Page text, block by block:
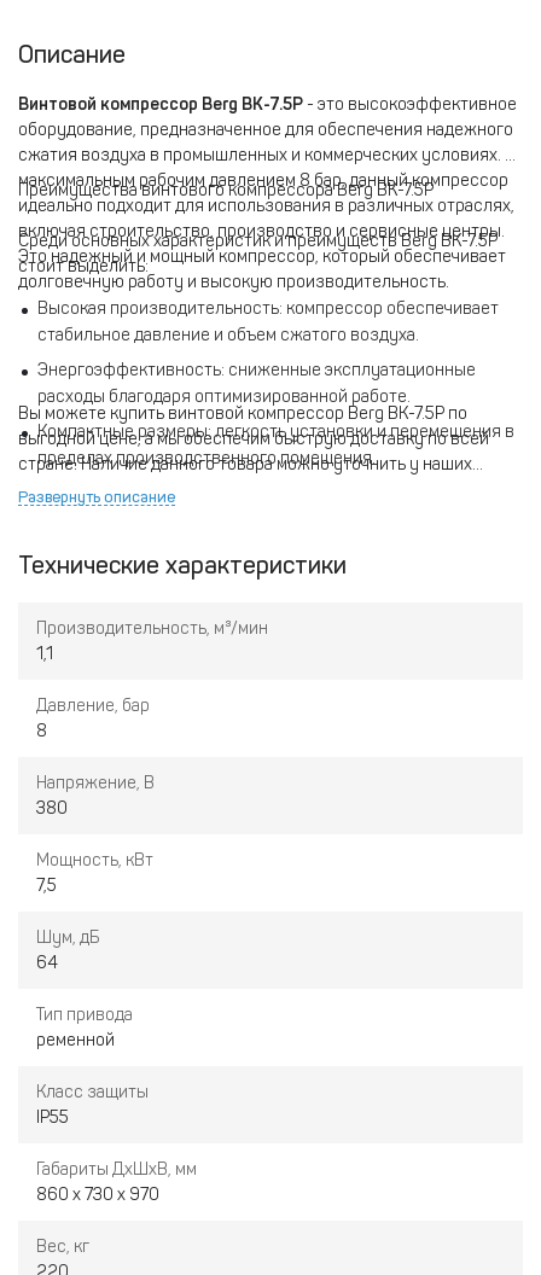
Описание
Винтовой компрессор Berg ВК-7.5Р - это высокоэффективное
оборудование, предназначенное для обеспечения надежного
сжатия воздуха в промышленных и коммерческих условиях. С
максимальным рабочим давлением 8 бар, данный компрессор
идеально подходит для использования в различных отраслях,
включая строительство, производство и сервисные центры.
Это надежный и мощный компрессор, который обеспечивает
долговечную работу и высокую производительность.
Преимущества винтового компрессора Berg ВК-7.5Р
Среди основных характеристик и преимуществ Berg ВК-7.5Р
стоит выделить:
Высокая производительность: компрессор обеспечивает
стабильное давление и объем сжатого воздуха.
Энергоэффективность: сниженные эксплуатационные
расходы благодаря оптимизированной работе.
Компактные размеры: легкость установки и перемещения в
пределах производственного помещения.
Надежность: система защиты от перегрева и перегрузок
Вы можете купить винтовой компрессор Berg ВК-7.5Р по
выгодной цене, а мы обеспечим быструю доставку по всей
стране. Наличие данного товара можно уточнить у наших
менеджеров. Также отметим, что аббревиатура ВК
Развернуть описание
Технические характеристики
Производительность, м³/мин
1,1
Давление, бар
8
Напряжение, В
380
Мощность, кВт
7,5
Шум, дБ
64
Тип привода
ременной
Класс защиты
IP55
Габариты ДxШxВ, мм
860 x 730 x 970
Вес, кг